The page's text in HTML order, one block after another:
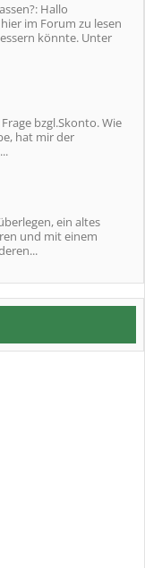
Hallo
im Forum zu lesen
könnte. Unter
bzgl.Skonto. Wie
hat mir der
ein altes
und mit einem